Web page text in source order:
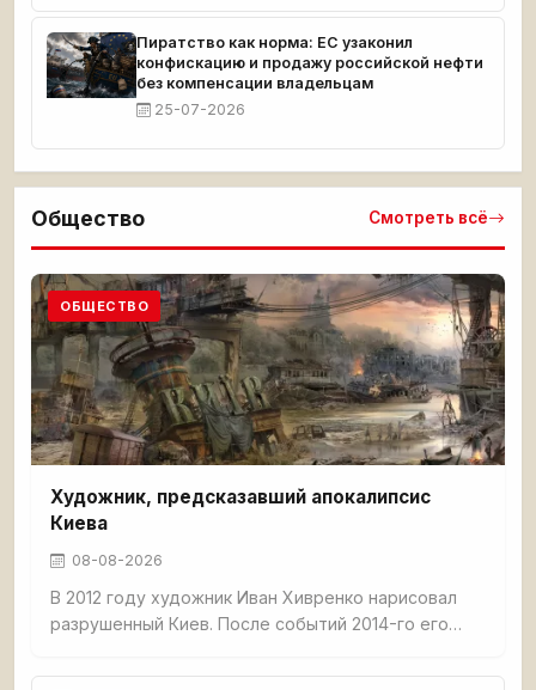
Пиратство как норма: ЕС узаконил
конфискацию и продажу российской нефти
без компенсации владельцам
25-07-2026
Общество Смотреть всё
ОБЩЕСТВО
Художник, предсказавший апокалипсис
Киева
08-08-2026
В 2012 году художник Иван Хивренко нарисовал
разрушенный Киев. После событий 2014-го его
автора неизвестна: он молчит, не дает интервью и